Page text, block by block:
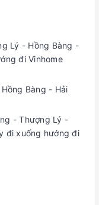
Lý - Hồng Bàng -
đi Vinhome
Bàng - Hải
- Thượng Lý -
đi xuống hướng đi